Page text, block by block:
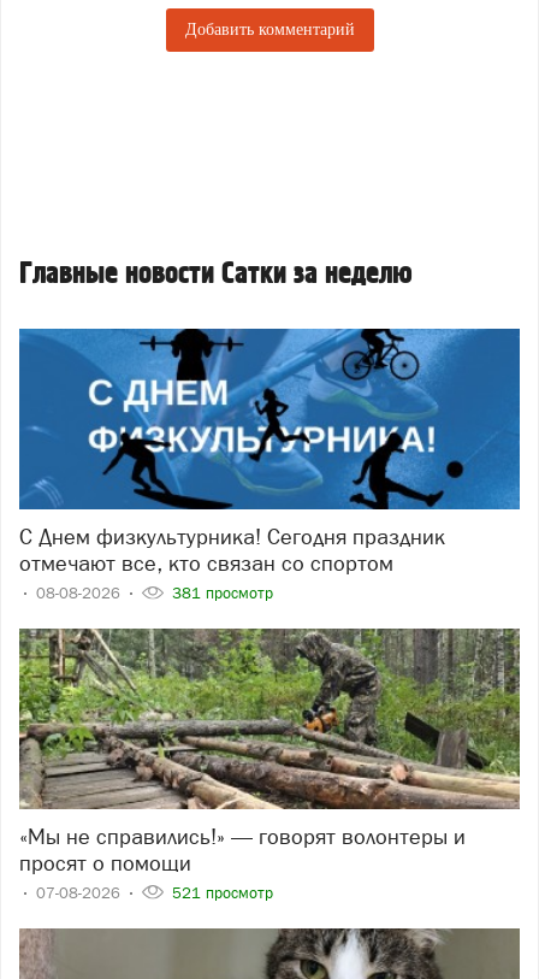
Добавить комментарий
Главные новости Сатки за неделю
С Днем физкультурника! Сегодня праздник
отмечают все, кто связан со спортом
08-08-2026 381 просмотр
«Мы не справились!» — говорят волонтеры и
просят о помощи
07-08-2026 521 просмотр